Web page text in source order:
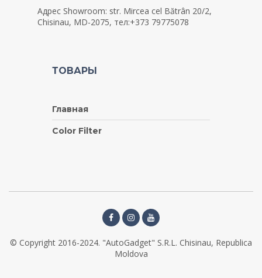
Адрес Showroom: str. Mircea cel Bătrân 20/2,
Chisinau, MD-2075, тел:+373 79775078
ТОВАРЫ
Главная
Color Filter
© Copyright 2016-2024. "AutoGadget" S.R.L. Chisinau, Republica
Moldova